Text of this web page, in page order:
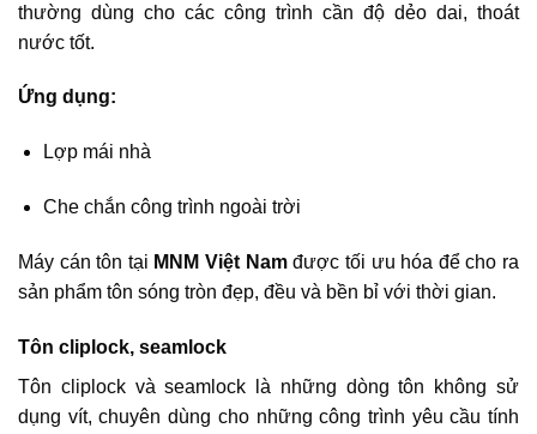
thường dùng cho các công trình cần độ dẻo dai, thoát
nước tốt.
Ứng dụng:
Lợp mái nhà
Che chắn công trình ngoài trời
Máy cán tôn tại MNM Việt Namđược tối ưu hóa để cho ra
sản phẩm tôn sóng tròn đẹp, đều và bền bỉ với thời gian.
Tôn cliplock, seamlock
Tôn cliplock và seamlock là những dòng tôn không sử
dụng vít, chuyên dùng cho những công trình yêu cầu tính